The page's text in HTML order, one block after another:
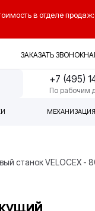
в отделе продаж:
ЗАКАЗАТЬ ЗВОНОК
+7 (495)
По рабочим
станок VELOCEX -